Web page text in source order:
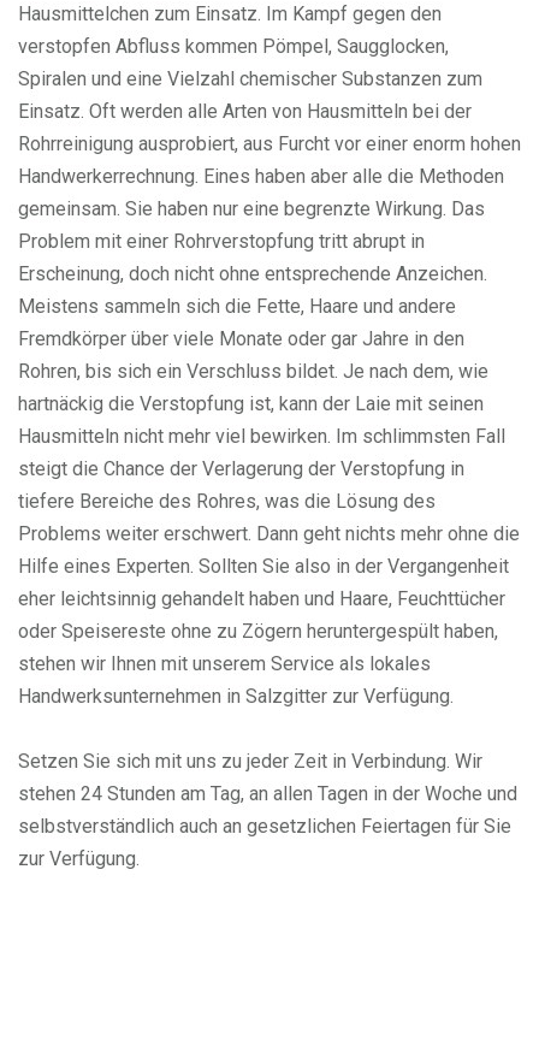
Hausmittelchen zum Einsatz. Im Kampf gegen den
verstopfen Abfluss kommen Pömpel, Saugglocken,
Spiralen und eine Vielzahl chemischer Substanzen zum
Einsatz. Oft werden alle Arten von Hausmitteln bei der
Rohrreinigung ausprobiert, aus Furcht vor einer enorm hohen
Handwerkerrechnung. Eines haben aber alle die Methoden
gemeinsam. Sie haben nur eine begrenzte Wirkung. Das
Problem mit einer Rohrverstopfung tritt abrupt in
Erscheinung, doch nicht ohne entsprechende Anzeichen.
Meistens sammeln sich die Fette, Haare und andere
Fremdkörper über viele Monate oder gar Jahre in den
Rohren, bis sich ein Verschluss bildet. Je nach dem, wie
hartnäckig die Verstopfung ist, kann der Laie mit seinen
Hausmitteln nicht mehr viel bewirken. Im schlimmsten Fall
steigt die Chance der Verlagerung der Verstopfung in
tiefere Bereiche des Rohres, was die Lösung des
Problems weiter erschwert. Dann geht nichts mehr ohne die
Hilfe eines Experten. Sollten Sie also in der Vergangenheit
eher leichtsinnig gehandelt haben und Haare, Feuchttücher
oder Speisereste ohne zu Zögern heruntergespült haben,
stehen wir Ihnen mit unserem Service als lokales
Handwerksunternehmen in Salzgitter zur Verfügung.
Setzen Sie sich mit uns zu jeder Zeit in Verbindung. Wir
stehen 24 Stunden am Tag, an allen Tagen in der Woche und
selbstverständlich auch an gesetzlichen Feiertagen für Sie
zur Verfügung.